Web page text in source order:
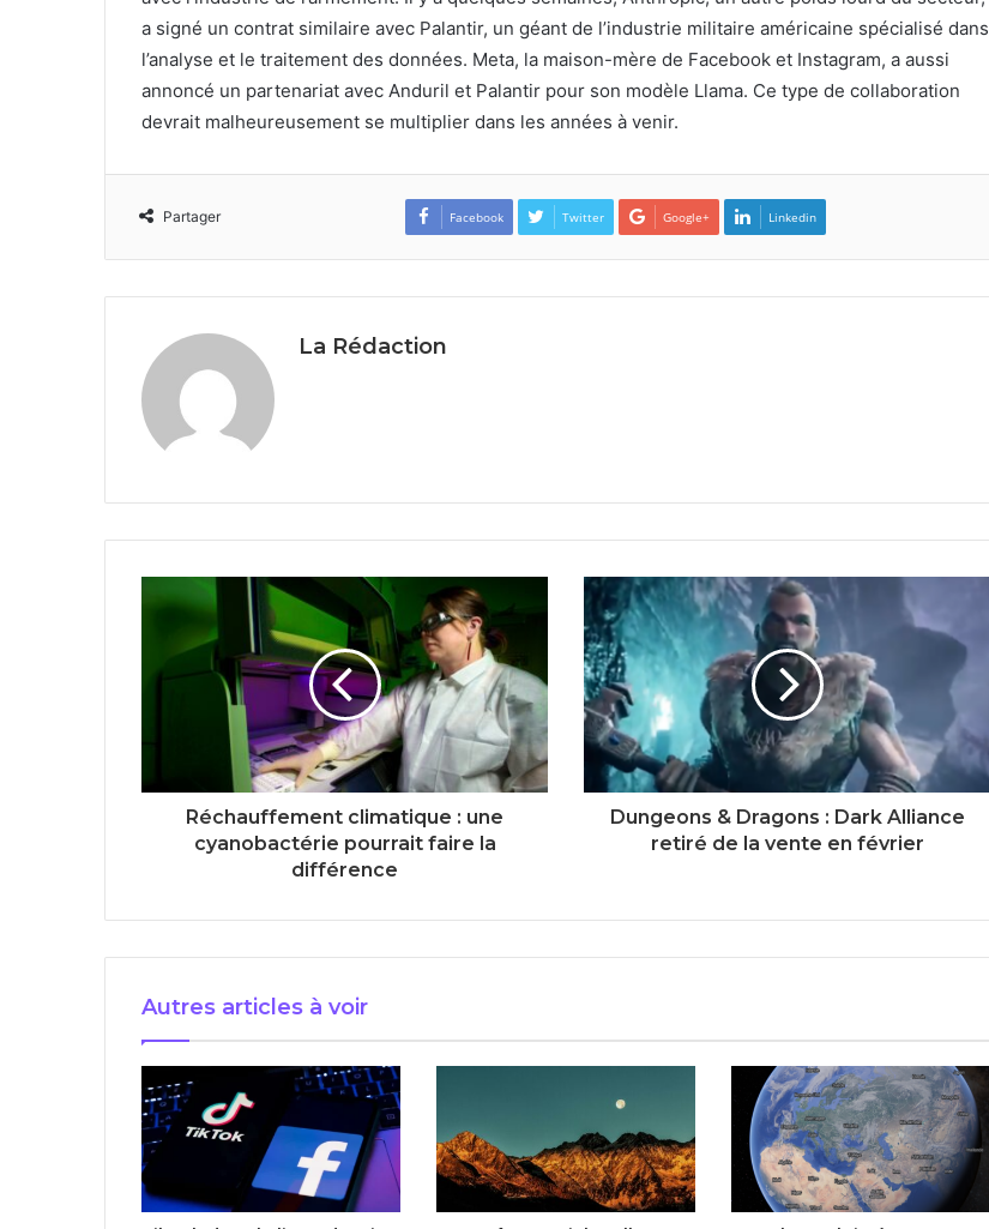
a signé un contrat similaire avec Palantir, un géant de l’industrie militaire américaine spécialisé dans
l’analyse et le traitement des données. Meta, la maison-mère de Facebook et Instagram, a aussi
annoncé un partenariat avec Anduril et Palantir pour son modèle Llama. Ce type de collaboration
devrait malheureusement se multiplier dans les années à venir.
Partager Facebook Twitter Google+ Linkedin
La Rédaction
Réchauffement climatique : une
cyanobactérie pourrait faire la
différence
Dungeons & Dragons : Dark Alliance
retiré de la vente en février
Autres articles à voir